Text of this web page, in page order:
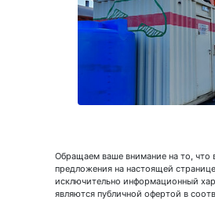
Обращаем ваше внимание на то, что
предложения на настоящей
исключительно информационный
являются публичной офертой в